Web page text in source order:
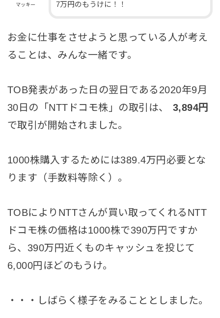
マッキー
7万円のもうけに！！
お金に仕事をさせようと思っている人が考え
ることは、みんな一緒です。
TOB発表があった日の翌日である2020年9月
30日の「NTTドコモ株」の取引は、
3,894円
で取引が開始されました。
1000株購入するためには389.4万円必要とな
ります（手数料等除く）。
TOBによりNTTさんが買い取ってくれるNTT
ドコモ株の価格は1000株で390万円ですか
ら、390万円近くものキャッシュを投じて
6,000円ほどのもうけ。
・・・しばらく様子をみることとしました。